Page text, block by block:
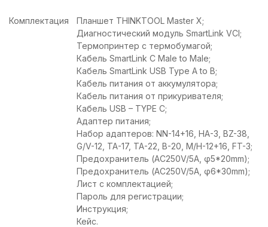
Комплектация
Планшет THINKTOOL Master X;
Диагностический модуль SmartLink VCI;
Термопринтер с термобумагой;
Кабель SmartLink C Male to Male;
Кабель SmartLink USB Type A to B;
Кабель питания от аккумулятора;
Кабель питания от прикуривателя;
Кабель USB – TYPE C;
Адаптер питания;
Набор адаптеров: NN-14+16, HA-3, BZ-38,
G/V-12, TA-17, TA-22, B-20, M/H-12+16, FT-3;
Предохранитель (AC250V/5A, φ5*20mm);
Предохранитель (AC250V/5A, φ6*30mm);
Лист с комплектацией;
Пароль для регистрации;
Инструкция;
Кейс.